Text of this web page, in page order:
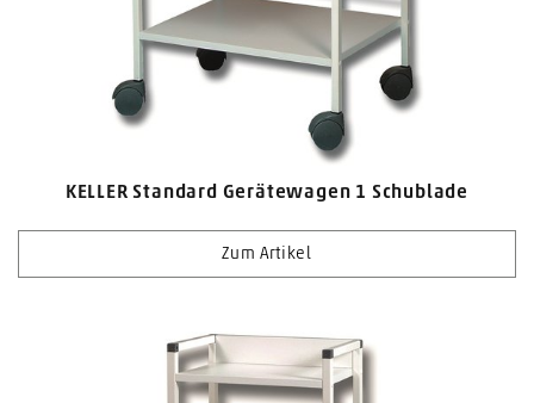
KELLER Standard Gerätewagen 1 Schublade
Zum Artikel